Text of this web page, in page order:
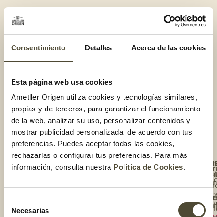
Consentimiento Detalles Acerca de las cookies
Esta página web usa cookies
Ametller Origen utiliza cookies y tecnologías similares,
propias y de terceros, para garantizar el funcionamiento
de la web, analizar su uso, personalizar contenidos y
mostrar publicidad personalizada, de acuerdo con tus
preferencias. Puedes aceptar todas las cookies,
rechazarlas o configurar tus preferencias. Para más
información, consulta nuestra Política de Cookies.
Necesarias
TIENDA ONLINE
Etiqueta:mostaza
El gusto es nuestro
tu